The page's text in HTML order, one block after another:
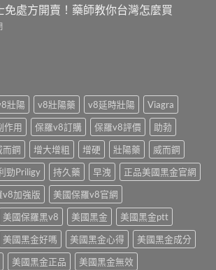
免處方開賣！藥師教你台灣怎麼買
壯陽 v8壯陽藥 v8延時壯陽
Viagra
作用 保羅v8訂購 保羅v8評價
助勃
而鋼 增大增粗 增硬 壯陽藥
威而鋼
勁Priligy 持久藥 早洩
正品美國黑金官網
v8加強版
美國保羅v8官網
美國保羅黑v8 美國黑金
美國黑金ptt
美國黑金好嗎 美國黑金心得
美國黑金成分
美國黑金正品
美國黑金無效